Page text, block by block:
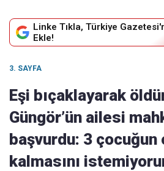
Linke Tıkla, Türkiye
Ekle!
3. SAYFA
Eşi bıçaklayarak
Güngör’ün ailesi
başvurdu: 3 çocuğun
kalmasını